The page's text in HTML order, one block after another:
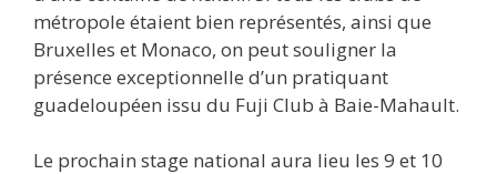
métropole étaient bien représentés, ainsi que
Bruxelles et Monaco, on peut souligner la
présence exceptionnelle d’un pratiquant
guadeloupéen issu du Fuji Club à Baie-Mahault.
Le prochain stage national aura lieu les 9 et 10